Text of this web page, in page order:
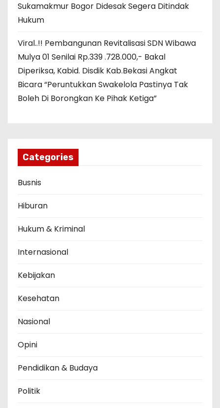
Sukamakmur Bogor Didesak Segera Ditindak
Hukum
Viral..!! Pembangunan Revitalisasi SDN Wibawa
Mulya 01 Senilai Rp.339 .728.000,- Bakal
Diperiksa, Kabid. Disdik Kab.Bekasi Angkat
Bicara “Peruntukkan Swakelola Pastinya Tak
Boleh Di Borongkan Ke Pihak Ketiga”
Categories
Busnis
Hiburan
Hukum & Kriminal
Internasional
Kebijakan
Kesehatan
Nasional
Opini
Pendidikan & Budaya
Politik